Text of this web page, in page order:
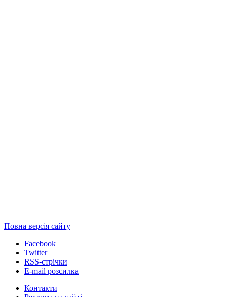
Повна версія сайту
Facebook
Twitter
RSS-стрічки
E-mail розсилка
Контакти